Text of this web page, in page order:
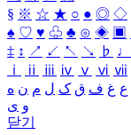
§ ※ ☆ ★ ○ ● ◎ ◇
♠ ♡ ♥ ♧ ♣ ⊙ ◈ ▣
‡ ↕ ↗ ↙ ↖ ↘ ♭ ♩
ⅰ
ⅱ ⅲ ⅳ ⅴ ⅵ ⅶ
ع غ ف ق ک ل م ن ه
و ی
닫기